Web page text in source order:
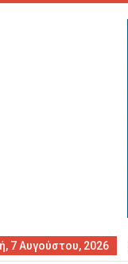
7 Αυγούστου, 2026